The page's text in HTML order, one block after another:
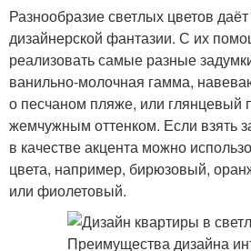
Разнообразие светлых цветов
дизайнерской фантазии. С их
реализовать самые разные
ванильно-молочная гамма,
о песчаном пляже, или глянцевый
жемчужным оттенком. Если взять
в качестве акцента можно
цвета, например, бирюзовый,
или фиолетовый.